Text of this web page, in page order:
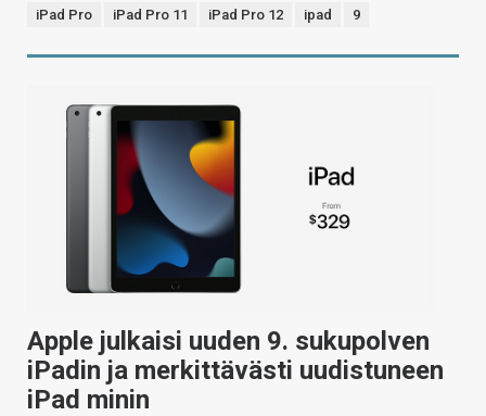
iPad Pro
iPad Pro 11 iPad Pro 12 ipad 9
Apple julkaisi uuden 9. sukupolven
iPadin ja merkittävästi uudistuneen
iPad minin